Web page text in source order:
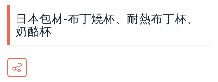
日本包材-布丁燒杯、耐熱布丁杯、
奶酪杯